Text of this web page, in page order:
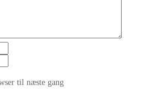
til næste gang